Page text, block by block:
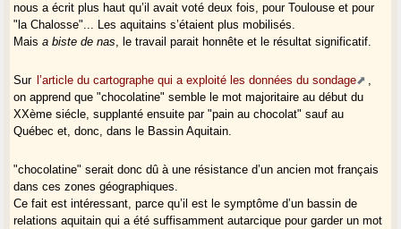
nous a écrit plus haut qu’il avait voté deux fois, pour Toulouse et pour
"la Chalosse"... Les aquitains s’étaient plus mobilisés.
Maisa biste de nas, le travail parait honnête et le résultat significatif.
Sur l’article du cartographe qui a exploité les données du sondage
,
on apprend que "chocolatine" semble le mot majoritaire au début du
XXème siécle, supplanté ensuite par "pain au chocolat" sauf au
Québec et, donc, dans le Bassin Aquitain.
"chocolatine" serait donc dû à une résistance d’un ancien mot français
dans ces zones géographiques.
Ce fait est intéressant, parce qu’il est le symptôme d’un bassin de
relations aquitain qui a été suffisamment autarcique pour garder un mot